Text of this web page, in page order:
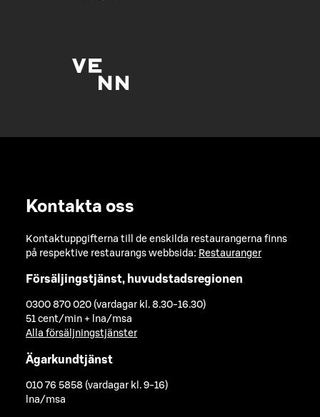
Kontakta oss
Kontaktuppgifterna till de enskilda restaurangerna finns
på respektive restaurangs webbsida: Restauranger
Försäljingstjänst, huvudstadsregionen
0300 870 020 (vardagar kl. 8.30-16.30)
51 cent/min + lna/msa
Alla försäljningstjänster
Ägarkundtjänst
010 76 5858 (vardagar kl. 9-16)
lna/msa